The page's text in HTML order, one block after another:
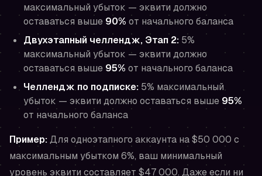
максимальный убыток — эквити должно
оставаться выше 90% от начального баланса
Двухэтапный челлендж, Этап 2: 5%
максимальный убыток — эквити должно
оставаться выше 95% от начального баланса
Челлендж по подписке: 5% максимальный
убыток — эквити должно оставаться выше 95%
от начального баланса
Пример:Для одноэтапного аккаунта на $50 000 с
максимальным убытком 6%, ваш минимальный
уровень эквити составляет $47 000. Даже если ни